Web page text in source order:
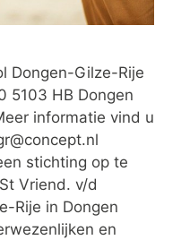
Dongen-Gilze-Rije
5103 HB Dongen
informatie vind u
stichting op te
Vriend. v/d
Rije in Dongen
en